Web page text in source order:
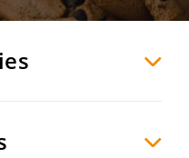
als Suchauftrag